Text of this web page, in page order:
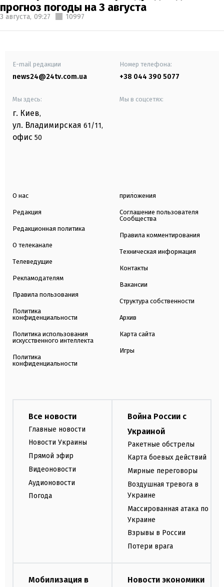
прогноз погоды на 3 августа
3 августа, 09:27 10997
E-mail редакции
news24@24tv.com.ua
Номер телефона:
+38 044 390 5077
Мы здесь:
г. Киев,
ул. Владимирская 61/11,
офис 50
Мы в соцсетях:
О нас
Редакция
Редакционная политика
О телеканале
Телеведущие
Рекламодателям
Правила пользования
Политика
конфиденциальности
Политика использования
искусственного интеллекта
Политика
конфиденциальности
приложения
Соглашение пользователя
Сообщества
Правила комментирования
Техническая информация
Контакты
Вакансии
Структура собственности
Архив
Карта сайта
Игры
Все новости
Главные новости
Новости Украины
Прямой эфир
Видеоновости
Аудионовости
Погода
Война России с
Украиной
Ракетные обстрелы
Карта боевых действий
Мирные переговоры
Воздушная тревога в
Украине
Массированная атака по
Украине
Взрывы в России
Потери врага
Мобилизация в
Новости экономики